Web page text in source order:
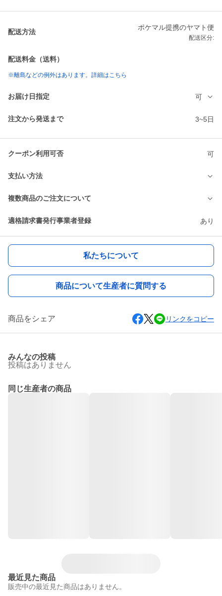
配送方法
ポケマル提携のヤマト便
配送区分:
配送料金（送料）
※離島などの例外はあります。詳細はこちら
お届け日指定 可
注文から発送まで 3~5日
クーポン利用可否 可
支払い方法
複数商品のご注文について
適格請求書発行事業者登録 あり
私たちについて
商品について生産者に質問する
商品をシェア リンクをコピー
みんなの投稿
投稿はありません
同じ生産者の商品
最近見た商品
販売中の最近見た商品はありません。